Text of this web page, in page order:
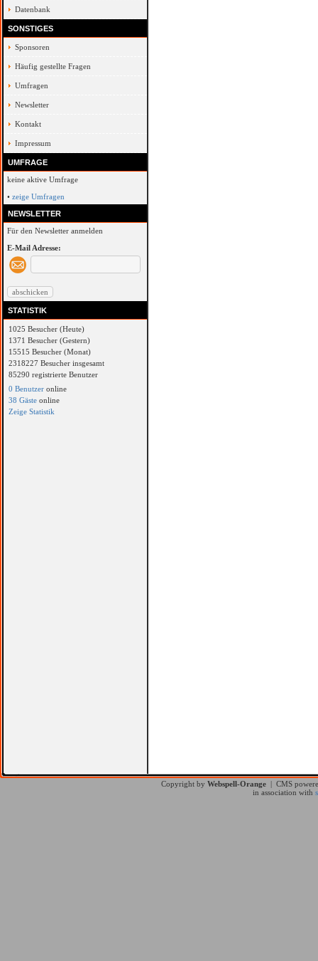
Datenbank
SONSTIGES
Sponsoren
Häufig gestellte Fragen
Umfragen
Newsletter
Kontakt
Impressum
UMFRAGE
keine aktive Umfrage
• zeige Umfragen
NEWSLETTER
Für den Newsletter anmelden
E-Mail Adresse:
STATISTIK
1025 Besucher (Heute)
1371 Besucher (Gestern)
15515 Besucher (Monat)
2318227 Besucher insgesamt
85290 registrierte Benutzer
0 Benutzer online
38 Gäste online
Zeige Statistik
Copyright byWebspell-Orange | CMS
in association with